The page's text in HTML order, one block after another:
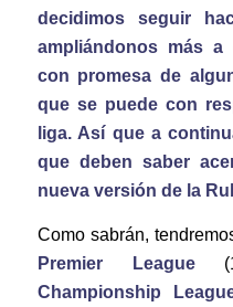
decidimos seguir
ampliándonos más a
con promesa de
que se puede con
liga. Así que a
que deben saber
nueva versión de la
Como sabrán,
Premier League
Championship